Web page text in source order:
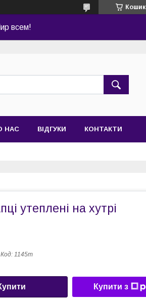
Кошик
всем!
НАС ВІДГУКИ КОНТАКТИ
утеплені на хутрі
Код: 1145т
Купити з